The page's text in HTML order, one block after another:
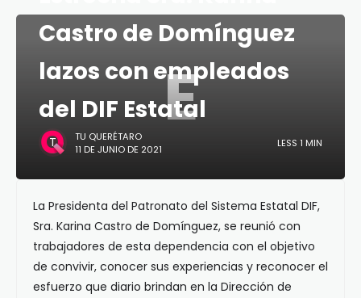
E
Castro de Domínguez
lazos con empleados
del DIF Estatal
TU QUERÉTARO
11 DE JUNIO DE 2021
LESS 1 MIN
La Presidenta del Patronato del Sistema Estatal DIF,
Sra. Karina Castro de Domínguez, se reunió con
trabajadores de esta dependencia con el objetivo
de convivir, conocer sus experiencias y reconocer el
esfuerzo que diario brindan en la Dirección de